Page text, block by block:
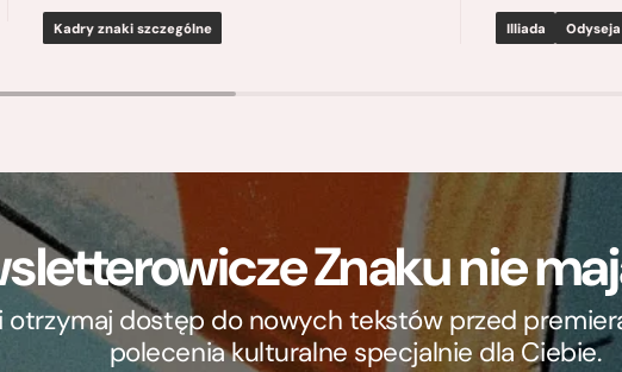
Kadry znaki szczególne Illiada Odyseja
Znaku nie
otrzymaj dostęp do nowych tekstów przed
polecenia kulturalne specjalnie dla Ciebie.